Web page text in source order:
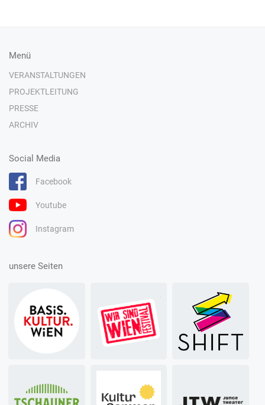
Menü
VERANSTALTUNGEN
PROJEKTLEITUNG
PRESSE
ARCHIV
Social Media
Facebook
Youtube
Instagram
unsere Seiten